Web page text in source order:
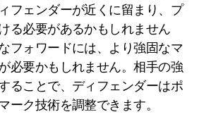
フェンダーが近くに留まり、プ
る必要があるかもしれません
フォワードには、より強固なマ
必要かもしれません。相手の強
ることで、ディフェンダーはポ
ーク技術を調整できます。